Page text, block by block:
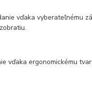
vďaka vyberateľnému
vďaka ergonomickému